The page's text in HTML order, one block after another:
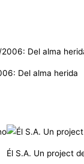
Del alma herida
Él S.A. Un project